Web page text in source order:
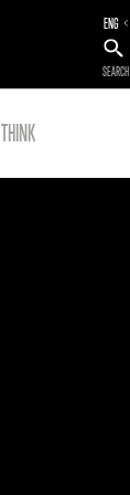
ENG
SEARCH
THINK